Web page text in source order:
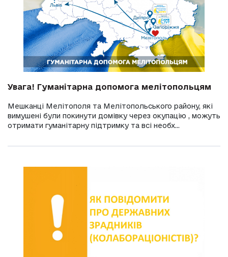
Увага! Гуманітарна допомога мелітопольцям
Мешканці Мелітополя та Мелітопольського району, які
вимушені були покинути домівку через окупацію , можуть
отримати гуманітарну підтримку та всі необх...